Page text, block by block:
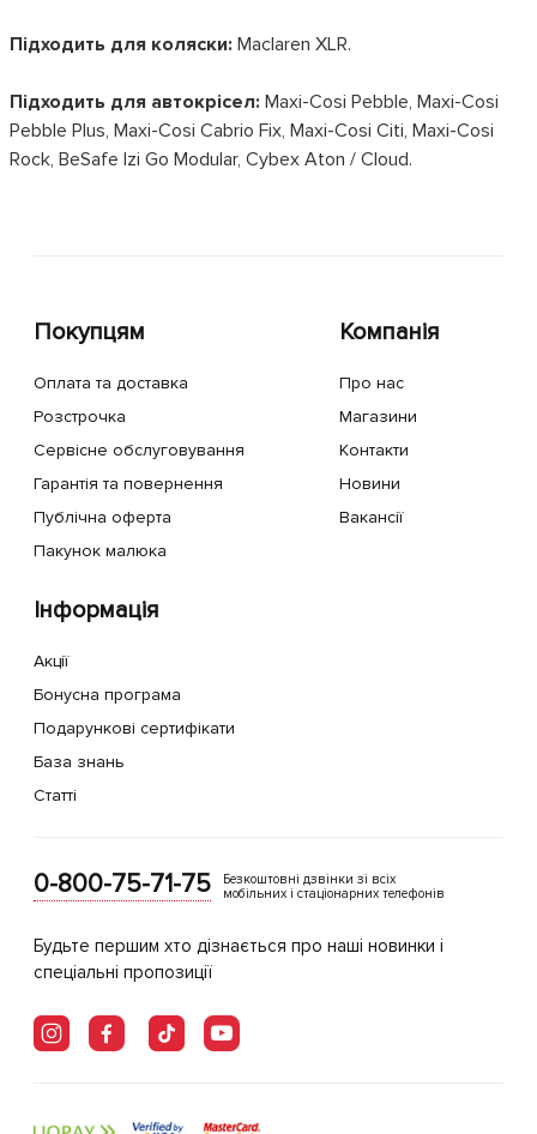
Підходить для коляски: Maclaren XLR.
Підходить для автокрісел: Maxi-Cosi Pebble, Maxi-Cosi
Pebble Plus, Maxi-Cosi Cabrio Fix, Maxi-Cosi Citi, Maxi-Cosi
Rock, BeSafe Izi Go Modular, Cybex Aton / Cloud.
Покупцям
Оплата та доставка
Розстрочка
Сервісне обслуговування
Гарантія та повернення
Публічна оферта
Пакунок малюка
Компанія
Про нас
Магазини
Контакти
Новини
Вакансії
Інформація
Акції
Бонусна програма
Подарункові сертифікати
База знань
Статті
0-800-75-71-75
Безкоштовні дзвінки зі всіх
мобільних і стаціонарних телефонів
Будьте першим хто дізнається про наші новинки і
спеціальні пропозиції